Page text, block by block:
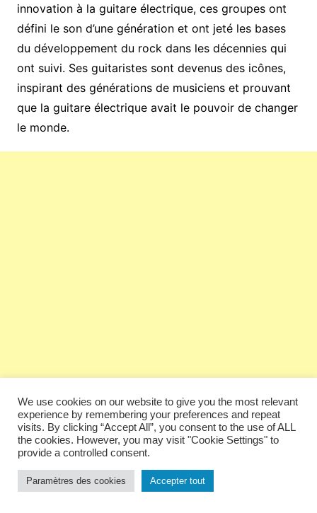
innovation à la guitare électrique, ces groupes ont
défini le son d’une génération et ont jeté les bases
du développement du rock dans les décennies qui
ont suivi. Ses guitaristes sont devenus des icônes,
inspirant des générations de musiciens et prouvant
que la guitare électrique avait le pouvoir de changer
le monde.
We use cookies on our website to give you the most relevant
experience by remembering your preferences and repeat
visits. By clicking “Accept All”, you consent to the use of ALL
the cookies. However, you may visit "Cookie Settings" to
provide a controlled consent.
Paramètres des cookies Accepter tout